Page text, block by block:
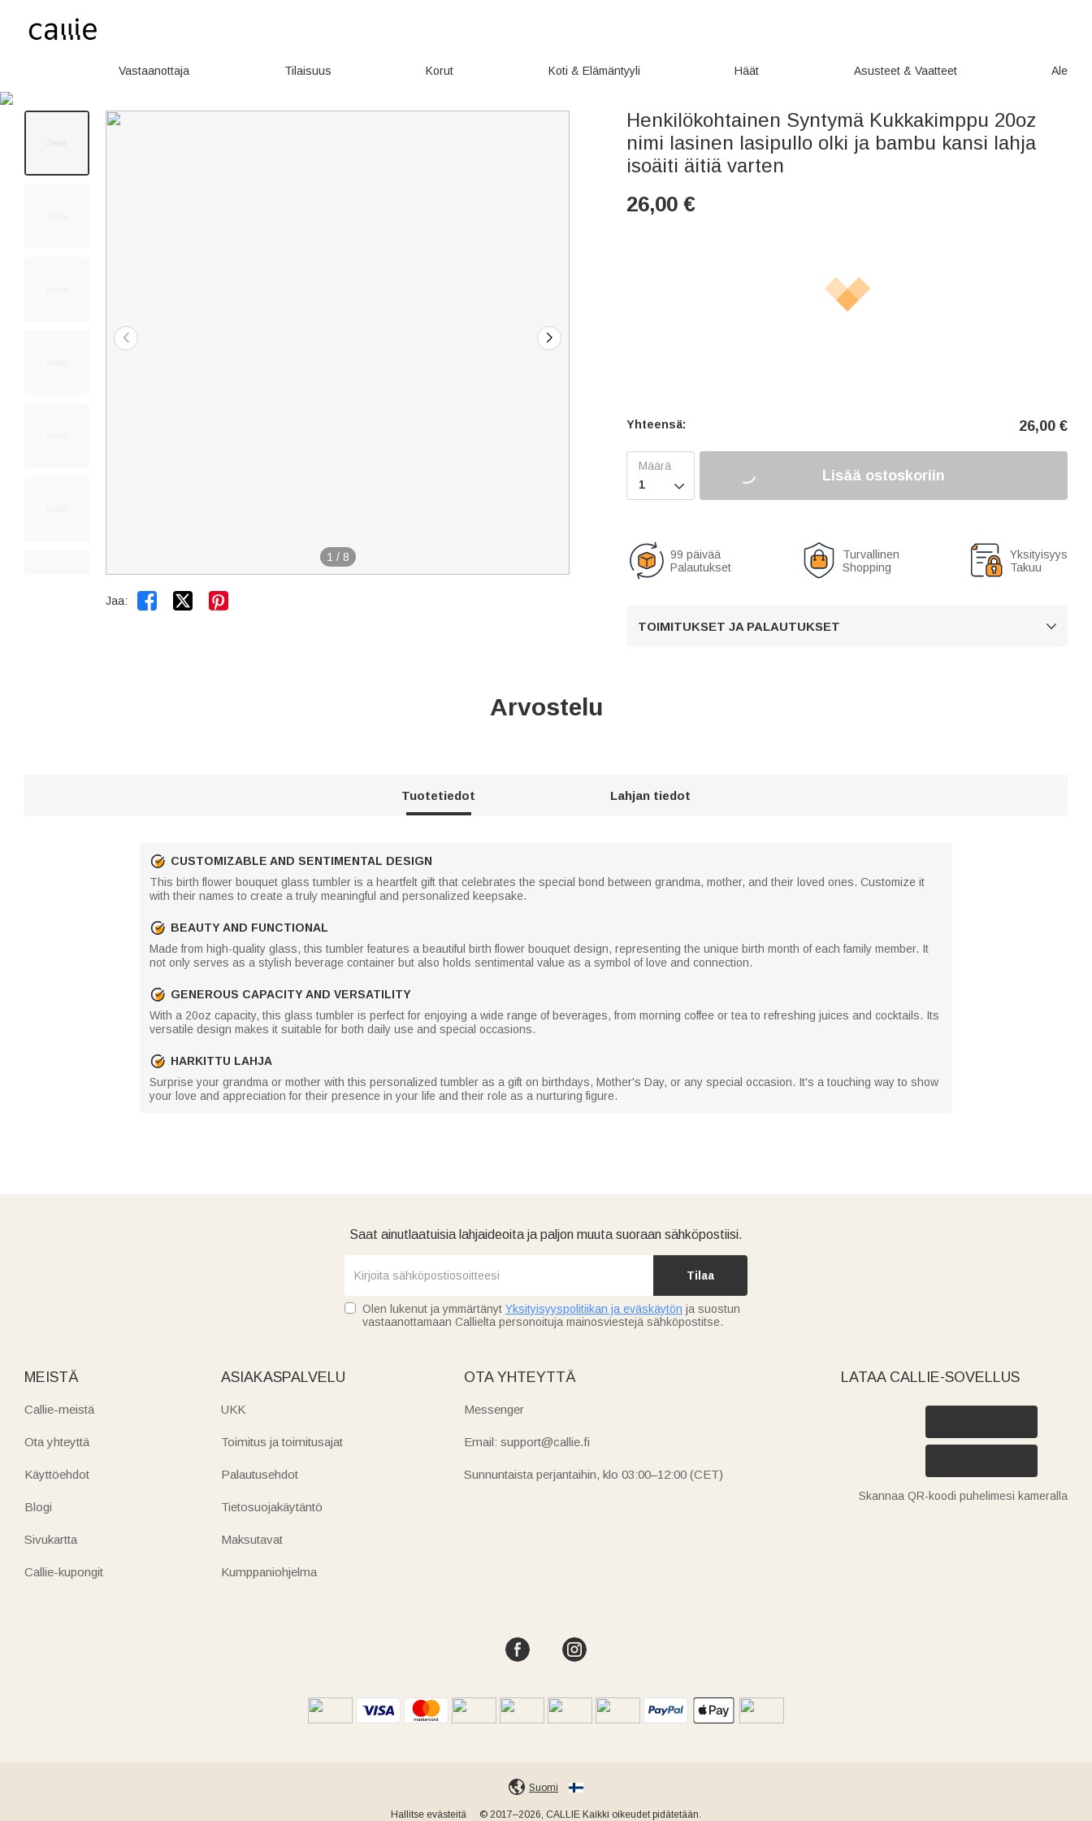
Vastaanottaja Tilaisuus Korut Koti & Elämäntyyli Häät Asusteet & Vaatteet Ale
1 / 8
Jaa:  
Henkilökohtainen Syntymä Kukkakimppu 20oz
nimi lasinen lasipullo olki ja bambu kansi lahja
isoäiti äitiä varten
26,00 €
Yhteensä: 26,00 €

Lisää ostoskoriin
99 päivää
Palautukset
Turvallinen
Shopping
Yksityisyys
Takuu
TOIMITUKSET JA PALAUTUKSET 
Arvostelu
Tuotetiedot Lahjan tiedot
CUSTOMIZABLE AND SENTIMENTAL DESIGN
This birth flower bouquet glass tumbler is a heartfelt gift that celebrates the special bond between grandma, mother, and their loved ones. Customize it
with their names to create a truly meaningful and personalized keepsake.
BEAUTY AND FUNCTIONAL
Made from high-quality glass, this tumbler features a beautiful birth flower bouquet design, representing the unique birth month of each family member. It
not only serves as a stylish beverage container but also holds sentimental value as a symbol of love and connection.
GENEROUS CAPACITY AND VERSATILITY
With a 20oz capacity, this glass tumbler is perfect for enjoying a wide range of beverages, from morning coffee or tea to refreshing juices and cocktails. Its
versatile design makes it suitable for both daily use and special occasions.
HARKITTU LAHJA
Surprise your grandma or mother with this personalized tumbler as a gift on birthdays, Mother's Day, or any special occasion. It's a touching way to show
your love and appreciation for their presence in your life and their role as a nurturing figure.
Saat ainutlaatuisia lahjaideoita ja paljon muuta suoraan sähköpostiisi.
Tilaa
Olen lukenut ja ymmärtänyt Yksityisyyspolitiikan ja eväskäytön ja suostun
vastaanottamaan Callielta personoituja mainosviestejä sähköpostitse.
MEISTÄ
Callie-meistä
Ota yhteyttä
Käyttöehdot
Blogi
Sivukartta
Callie-kupongit
ASIAKASPALVELU
UKK
Toimitus ja toimitusajat
Palautusehdot
Tietosuojakäytäntö
Maksutavat
Kumppaniohjelma
OTA YHTEYTTÄ
Messenger
Email: support@callie.fi
Sunnuntaista perjantaihin, klo 03:00–12:00 (CET)
LATAA CALLIE-SOVELLUS
Skannaa QR-koodi puhelimesi kameralla
Suomi
Hallitse evästeitä © 2017–2026, CALLIE Kaikki oikeudet pidätetään.